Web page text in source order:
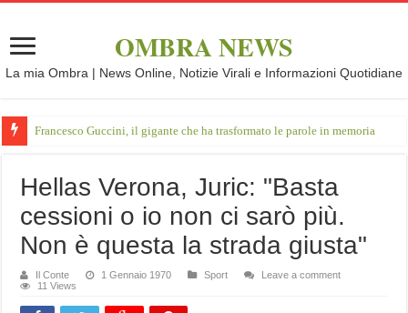
OMBRA NEWS
La mia Ombra | News Online, Notizie Virali e Informazioni Quotidiane
Francesco Guccini, il gigante che ha trasformato le parole in memoria
Hellas Verona, Juric: "Basta
cessioni o io non ci sarò più.
Non è questa la strada giusta"
Il Conte 1 Gennaio 1970 Sport
Leave a comment
11 Views